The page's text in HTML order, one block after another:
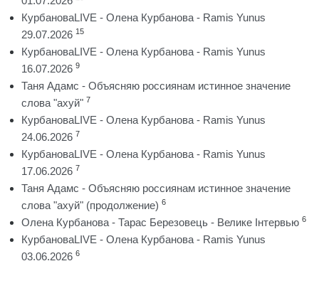
КурбановаLIVE - Олена Курбанова - Ramis Yunus
29.07.2026 15
КурбановаLIVE - Олена Курбанова - Ramis Yunus
16.07.2026 9
Таня Адамс - Объясняю россиянам истинное значение
слова "ахуй" 7
КурбановаLIVE - Олена Курбанова - Ramis Yunus
24.06.2026 7
КурбановаLIVE - Олена Курбанова - Ramis Yunus
17.06.2026 7
Таня Адамс - Объясняю россиянам истинное значение
слова "ахуй" (продолжение) 6
Олена Курбанова - Тарас Березовець - Велике Інтервью 6
КурбановаLIVE - Олена Курбанова - Ramis Yunus
03.06.2026 6